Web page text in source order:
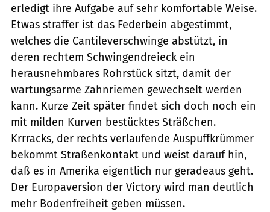
erledigt ihre Aufgabe auf sehr komfortable Weise.
Etwas straffer ist das Federbein abgestimmt,
welches die Cantileverschwinge abstützt, in
deren rechtem Schwingendreieck ein
herausnehmbares Rohrstück sitzt, damit der
wartungsarme Zahnriemen gewechselt werden
kann. Kurze Zeit später findet sich doch noch ein
mit milden Kurven bestücktes Sträßchen.
Krrracks, der rechts verlaufende Auspuffkrümmer
bekommt Straßenkontakt und weist darauf hin,
daß es in Amerika eigentlich nur geradeaus geht.
Der Europaversion der Victory wird man deutlich
mehr Bodenfreiheit geben müssen.